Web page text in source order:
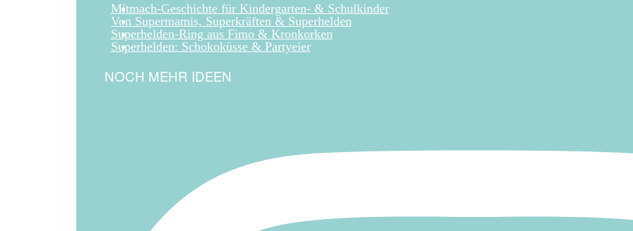
Mitmach-Geschichte für Kindergarten- & Schulkinder
Von Supermamis, Superkräften & Superhelden
Superhelden-Ring aus Fimo & Kronkorken
Superhelden: Schokoküsse & Partyeier
NOCH MEHR IDEEN